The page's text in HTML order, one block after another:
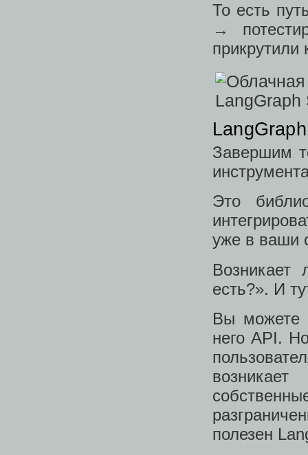
То есть
→
прикрутили
Завершим
Это
уже в ваши
есть?». И
Вы можете
него API.
полезен